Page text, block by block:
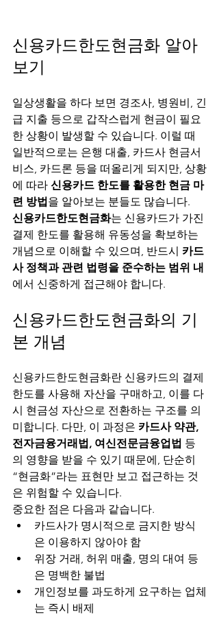
신용카드한도현금화 알아
보기
일상생활을 하다 보면 경조사, 병원비, 긴
급 지출 등으로 갑작스럽게 현금이 필요
한 상황이 발생할 수 있습니다. 이럴 때
일반적으로는 은행 대출, 카드사 현금서
비스, 카드론 등을 떠올리게 되지만, 상황
에 따라 신용카드 한도를 활용한 현금 마
련 방법을 알아보는 분들도 많습니다.
신용카드한도현금화는 신용카드가 가진
결제 한도를 활용해 유동성을 확보하는
개념으로 이해할 수 있으며, 반드시 카드
사 정책과 관련 법령을 준수하는 범위 내
에서 신중하게 접근해야 합니다.
신용카드한도현금화의 기
본 개념
신용카드한도현금화란 신용카드의 결제
한도를 사용해 자산을 구매하고, 이를 다
시 현금성 자산으로 전환하는 구조를 의
미합니다. 다만, 이 과정은 카드사 약관,
전자금융거래법, 여신전문금융업법 등
의 영향을 받을 수 있기 때문에, 단순히
“현금화”라는 표현만 보고 접근하는 것
은 위험할 수 있습니다.
중요한 점은 다음과 같습니다.
카드사가 명시적으로 금지한 방식
은 이용하지 않아야 함
위장 거래, 허위 매출, 명의 대여 등
은 명백한 불법
개인정보를 과도하게 요구하는 업체
는 즉시 배제